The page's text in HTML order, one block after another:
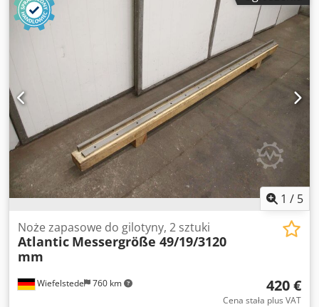
-Silnik: EMI 7,5 kW / 1440 obr./min -Wymiary: 790/330/H295
mm -Waga: 83,6 kg
1 / 5
Wiefelstede 760 km
Noże zapasowe do gilotyny, 2 sztuki
Atlantic Messergröße 49/19/3120
mm
420 €
Cena stała plus VAT